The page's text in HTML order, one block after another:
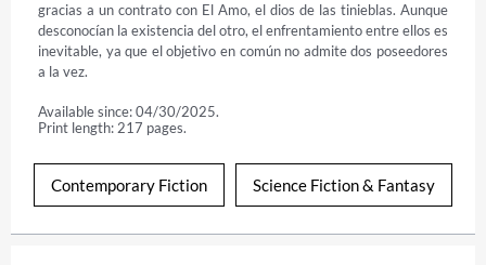
gracias a un contrato con El Amo, el dios de las tinieblas. Aunque
desconocían la existencia del otro, el enfrentamiento entre ellos es
inevitable, ya que el objetivo en común no admite dos poseedores
a la vez.
Available since: 04/30/2025.
Print length: 217 pages.
Contemporary Fiction Science Fiction & Fantasy